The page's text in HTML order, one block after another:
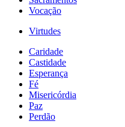
Vocação
Virtudes
Caridade
Castidade
Esperança
Fé
Misericórdia
Paz
Perdão